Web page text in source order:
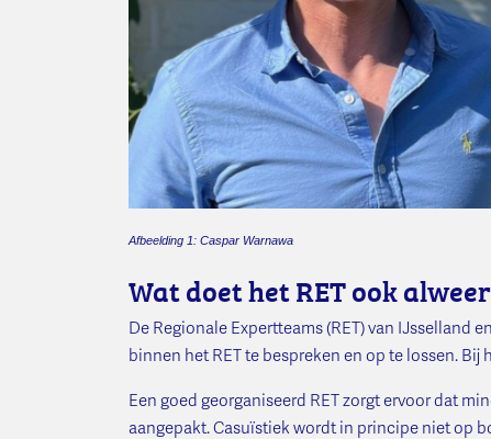
Afbeelding 1: Caspar Warnawa
Wat doet het RET ook
De Regionale Expertteams (RET) van IJsselland
binnen het RET te bespreken en op te lossen.
Een goed georganiseerd RET zorgt ervoor dat
aangepakt. Casuïstiek wordt in principe niet op